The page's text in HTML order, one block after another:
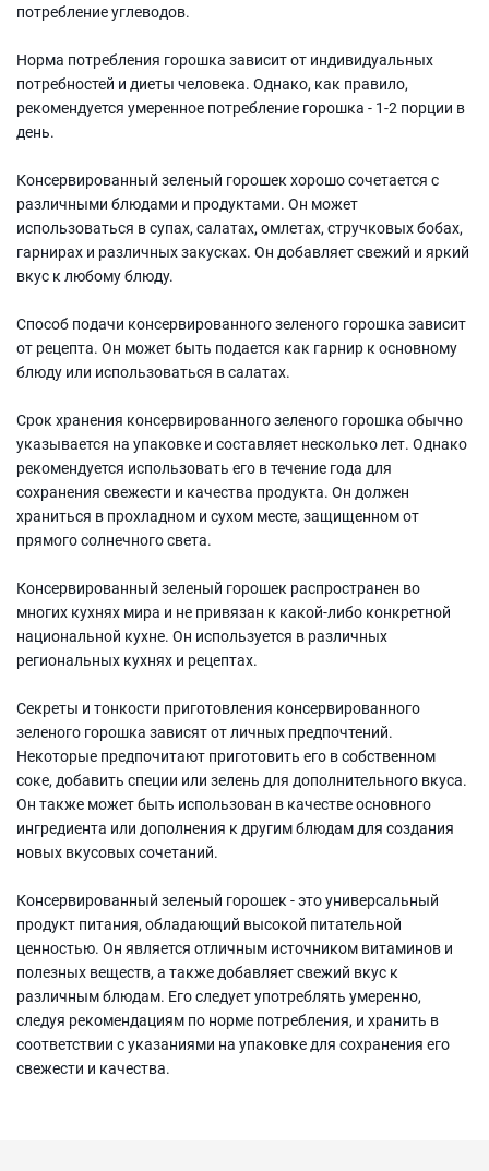
потребление углеводов.
Норма потребления горошка зависит от индивидуальных
потребностей и диеты человека. Однако, как правило,
рекомендуется умеренное потребление горошка - 1-2 порции в
день.
Консервированный зеленый горошек хорошо сочетается с
различными блюдами и продуктами. Он может
использоваться в супах, салатах, омлетах, стручковых бобах,
гарнирах и различных закусках. Он добавляет свежий и яркий
вкус к любому блюду.
Способ подачи консервированного зеленого горошка зависит
от рецепта. Он может быть подается как гарнир к основному
блюду или использоваться в салатах.
Срок хранения консервированного зеленого горошка обычно
указывается на упаковке и составляет несколько лет. Однако
рекомендуется использовать его в течение года для
сохранения свежести и качества продукта. Он должен
храниться в прохладном и сухом месте, защищенном от
прямого солнечного света.
Консервированный зеленый горошек распространен во
многих кухнях мира и не привязан к какой-либо конкретной
национальной кухне. Он используется в различных
региональных кухнях и рецептах.
Секреты и тонкости приготовления консервированного
зеленого горошка зависят от личных предпочтений.
Некоторые предпочитают приготовить его в собственном
соке, добавить специи или зелень для дополнительного вкуса.
Он также может быть использован в качестве основного
ингредиента или дополнения к другим блюдам для создания
новых вкусовых сочетаний.
Консервированный зеленый горошек - это универсальный
продукт питания, обладающий высокой питательной
ценностью. Он является отличным источником витаминов и
полезных веществ, а также добавляет свежий вкус к
различным блюдам. Его следует употреблять умеренно,
следуя рекомендациям по норме потребления, и хранить в
соответствии с указаниями на упаковке для сохранения его
свежести и качества.